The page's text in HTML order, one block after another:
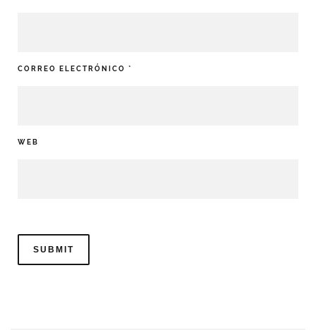
CORREO ELECTRÓNICO *
WEB